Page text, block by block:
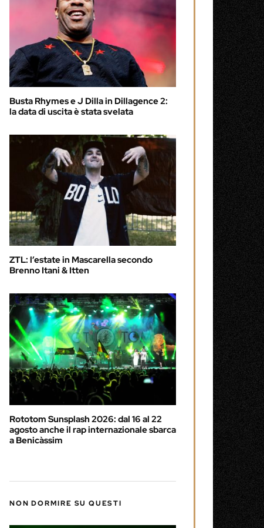
Busta Rhymes e J Dilla in Dillagence 2:
la data di uscita è stata svelata
ZTL: l’estate in Mascarella secondo
Brenno Itani & Itten
Rototom Sunsplash 2026: dal 16 al 22
agosto anche il rap internazionale sbarca
a Benicàssim
NON DORMIRE SU QUESTI